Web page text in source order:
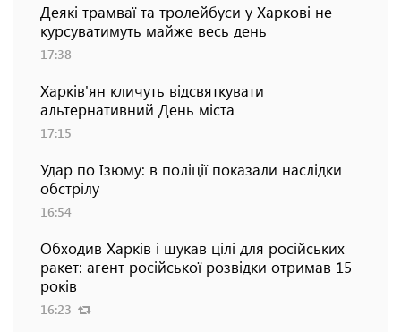
Деякі трамваї та тролейбуси у Харкові не
курсуватимуть майже весь день
17:38
Харків'ян кличуть відсвяткувати
альтернативний День міста
17:15
Удар по Ізюму: в поліції показали наслідки
обстрілу
16:54
Обходив Харків і шукав цілі для російських
ракет: агент російської розвідки отримав 15
років
16:23